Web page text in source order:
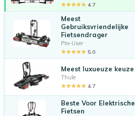
★★★★★ 4.7
Meest
Gebruiksvriendelijke
Fietsendrager
Pro-User
★★★★★ 5.0
Meest luxueuze keuze
Thule
★★★★★ 4.7
Beste Voor Elektrische
Fietsen